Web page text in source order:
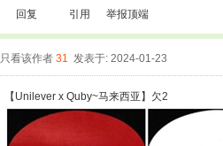
回复 引用 举报顶端
只看该作者 31 发表于: 2024-01-23
【Unilever x Quby~马来西亚】欠2